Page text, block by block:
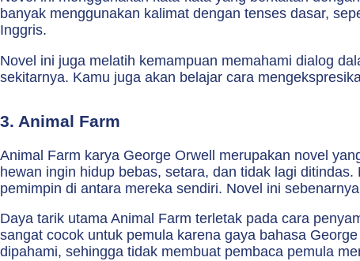
banyak menggunakan kalimat dengan tenses dasar,
Inggris.
Novel ini juga melatih kemampuan memahami dialog
sekitarnya. Kamu juga akan belajar cara
3. Animal Farm
Animal Farm karya George Orwell merupakan novel
hewan ingin hidup bebas, setara, dan tidak lagi
pemimpin di antara mereka sendiri. Novel ini
Daya tarik utama Animal Farm terletak pada cara
sangat cocok untuk pemula karena gaya bahasa
dipahami, sehingga tidak membuat pembaca pemula